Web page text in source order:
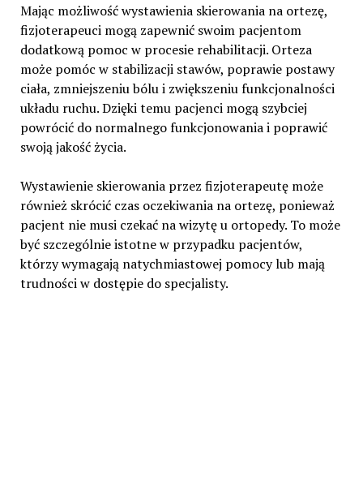
Mając możliwość wystawienia skierowania na ortezę,
fizjoterapeuci mogą zapewnić swoim pacjentom
dodatkową pomoc w procesie rehabilitacji. Orteza
może pomóc w stabilizacji stawów, poprawie postawy
ciała, zmniejszeniu bólu i zwiększeniu funkcjonalności
układu ruchu. Dzięki temu pacjenci mogą szybciej
powrócić do normalnego funkcjonowania i poprawić
swoją jakość życia.
Wystawienie skierowania przez fizjoterapeutę może
również skrócić czas oczekiwania na ortezę, ponieważ
pacjent nie musi czekać na wizytę u ortopedy. To może
być szczególnie istotne w przypadku pacjentów,
którzy wymagają natychmiastowej pomocy lub mają
trudności w dostępie do specjalisty.